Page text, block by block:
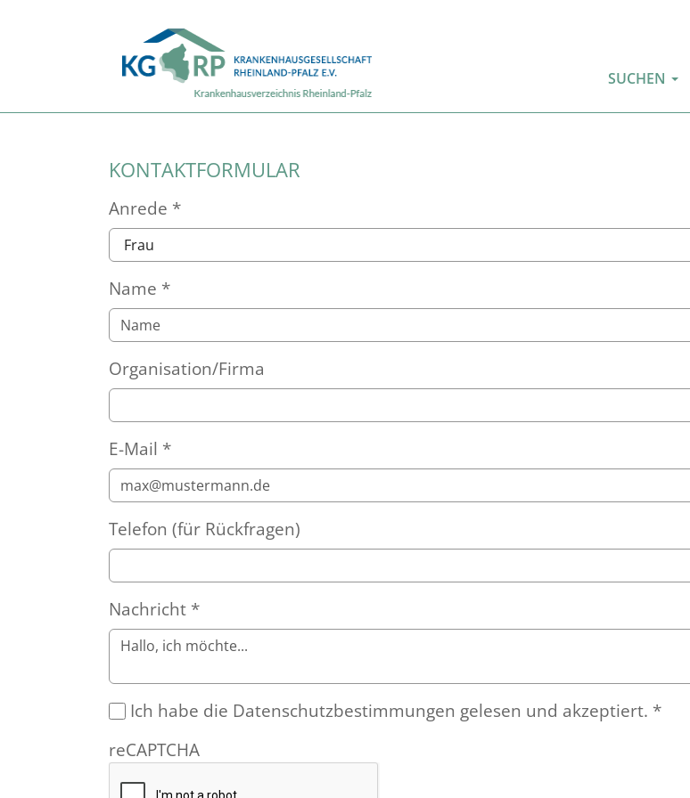
SUCHEN
KONTAKTFORMULAR
Anrede *
Name *
Organisation/Firma
E-Mail *
Telefon (für Rückfragen)
Nachricht *
Ich habe die Datenschutzbestimmungen gelesen und akzeptiert. *
reCAPTCHA